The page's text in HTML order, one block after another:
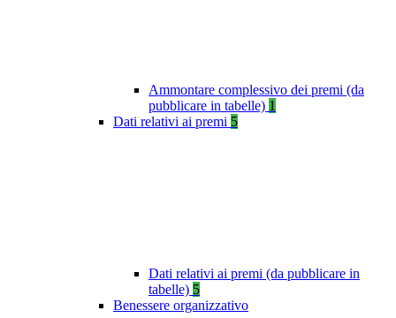
Ammontare complessivo dei premi (da
pubblicare in tabelle) 1
Dati relativi ai premi 5
Dati relativi ai premi (da pubblicare in
tabelle) 5
Benessere organizzativo